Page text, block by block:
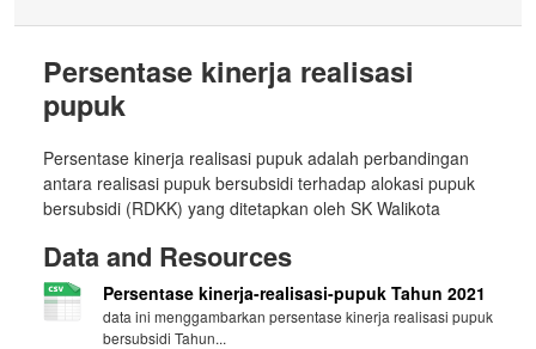
Persentase kinerja realisasi
pupuk
Persentase kinerja realisasi pupuk adalah perbandingan
antara realisasi pupuk bersubsidi terhadap alokasi pupuk
bersubsidi (RDKK) yang ditetapkan oleh SK Walikota
Data and Resources
Persentase kinerja-realisasi-pupuk Tahun 2021
data ini menggambarkan persentase kinerja realisasi pupuk
bersubsidi Tahun...